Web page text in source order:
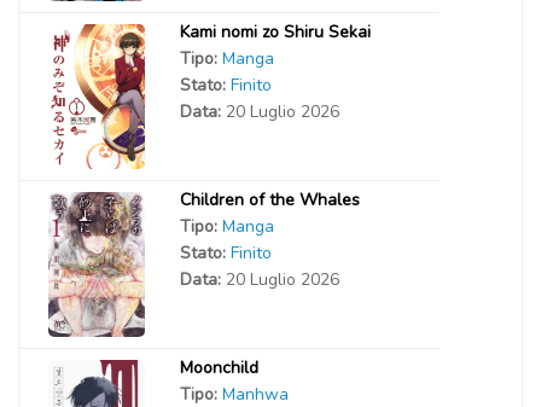
Kami nomi zo Shiru Sekai
Tipo: Manga
Stato: Finito
Data: 20 Luglio 2026
Children of the Whales
Tipo: Manga
Stato: Finito
Data: 20 Luglio 2026
Moonchild
Tipo: Manhwa